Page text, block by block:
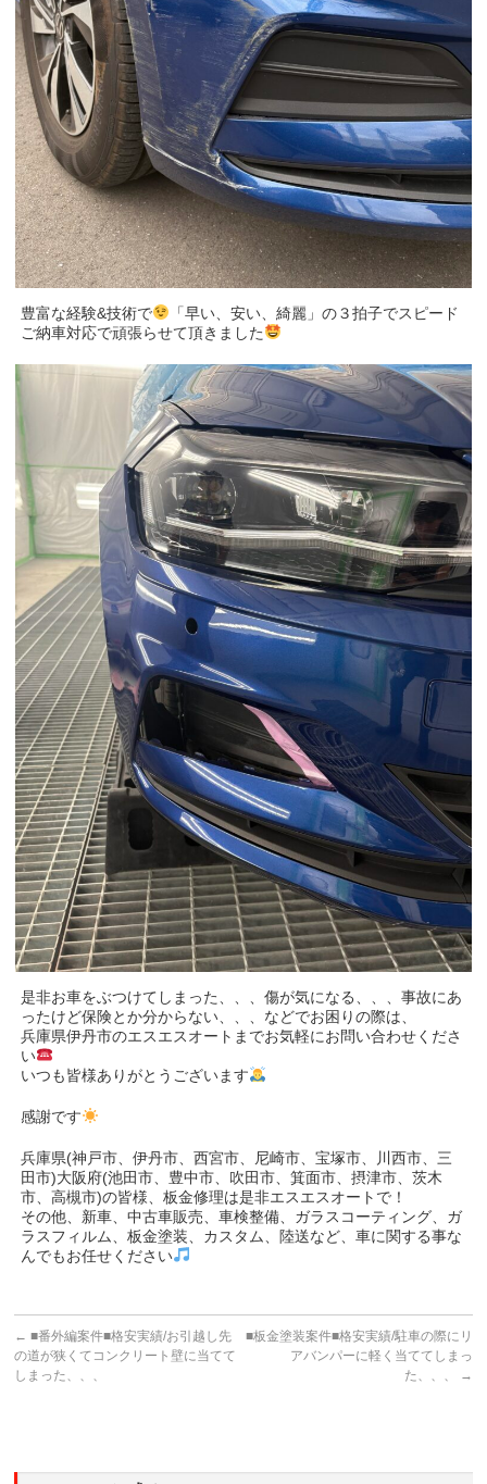
豊富な経験&技術で
「早い、安い、綺麗」の３拍子でスピード
ご納車対応で頑張らせて頂きました
是非お車をぶつけてしまった、、、傷が気になる、、、事故にあ
ったけど保険とか分からない、、、などでお困りの際は、
兵庫県伊丹市のエスエスオートまでお気軽にお問い合わせくださ
い
いつも皆様ありがとうございます
感謝です
兵庫県(神戸市、伊丹市、西宮市、尼崎市、宝塚市、川西市、三
田市)大阪府(池田市、豊中市、吹田市、箕面市、摂津市、茨木
市、高槻市)の皆様、板金修理は是非エスエスオートで！
その他、新車、中古車販売、車検整備、ガラスコーティング、ガ
ラスフィルム、板金塗装、カスタム、陸送など、車に関する事な
んでもお任せください
← ■番外編案件■格安実績/お引越し先
の道が狭くてコンクリート壁に当てて
しまった、、、
■板金塗装案件■格安実績/駐車の際にリ
アバンパーに軽く当ててしまっ
た、、、
→